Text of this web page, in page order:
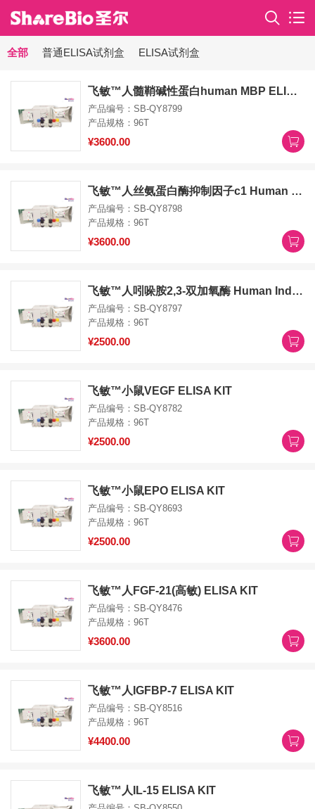
全部 普通ELISA试剂盒 ELISA试剂盒
飞敏™人髓鞘碱性蛋白human MBP ELISA Kit
产品编号：SB-QY8799
产品规格：96T
¥3600.00
飞敏™人丝氨蛋白酶抑制因子c1 Human Serpin C1/Antithrombin-III ELISA KIT
产品编号：SB-QY8798
产品规格：96T
¥3600.00
飞敏™人吲哚胺2,3-双加氧酶 Human Indoleamine 2,3-Dioxygenase/IDO1 ELISA KIT
产品编号：SB-QY8797
产品规格：96T
¥2500.00
飞敏™小鼠VEGF ELISA KIT
产品编号：SB-QY8782
产品规格：96T
¥2500.00
飞敏™小鼠EPO ELISA KIT
产品编号：SB-QY8693
产品规格：96T
¥2500.00
飞敏™人FGF-21(高敏) ELISA KIT
产品编号：SB-QY8476
产品规格：96T
¥3600.00
飞敏™人IGFBP-7 ELISA KIT
产品编号：SB-QY8516
产品规格：96T
¥4400.00
飞敏™人IL-15 ELISA KIT